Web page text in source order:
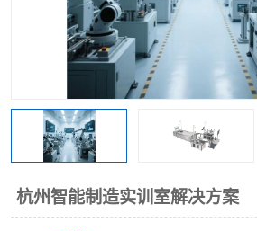
杭州智能制造实训室解决方案